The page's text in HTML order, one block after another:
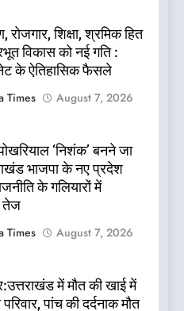
शिक्षा, श्रमिक हित
विकास को नई गति :
के ऐतिहासिक फैसले
Times
August 7, 2026
‘निशंक’ बनने जा
भाजपा के नए प्रदेश
के गलियारों में
तेज
Times
August 7, 2026
में मौत की खाई में
परिवार, पांच की दर्दनाक मौत